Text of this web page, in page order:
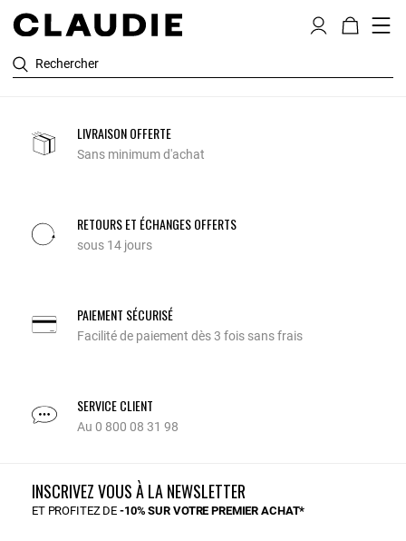
Rechercher
LIVRAISON OFFERTE
Sans minimum d'achat
RETOURS ET ÉCHANGES OFFERTS
sous 14 jours
PAIEMENT SÉCURISÉ
Facilité de paiement dès 3 fois sans frais
SERVICE CLIENT
Au 0 800 08 31 98
INSCRIVEZ VOUS À LA NEWSLETTER
ET PROFITEZ DE-10% SUR VOTRE PREMIER ACHAT*